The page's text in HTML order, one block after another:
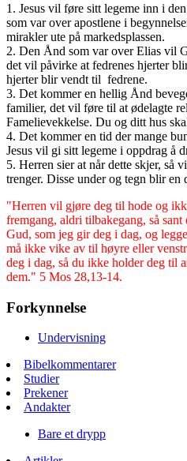
1. Jesus vil føre sitt legeme inn i
som var over apostlene i
mirakler ute på markedsplassen.
2. Den Ånd som var over Elias vil
det vil påvirke at fedrenes hjerter
hjerter blir vendt til fedrene.
3. Det kommer en hellig Ånd
familier, det vil føre til at ødelagte
Famelievekkelse. Du og ditt hus
4. Det kommer en tid der mange
Jesus vil gi sitt legeme i oppdrag å
5. Herren sier at når dette skjer, så
trenger. Disse under og tegn blir en
"Herren vil gjøre deg til hode og
fremgang, aldri tilbakegang, så
Gud, som jeg gir deg i dag, og
må ikke vike av til høyre eller
deg i dag, så du ikke holder deg til
dem." 5 Mos 28,13-14.
Forkynnelse
Undervisning
Bibelkommentarer
Studier
Prekener
Andakter
Bare et drypp